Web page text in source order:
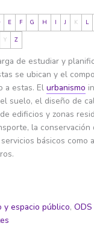
E F G H I J K L
Y Z
de estudiar y
se ubican y el
a estas. El urbanismo
suelo, el diseño de
edificios y zonas
la conservación
básicos como
y espacio público,